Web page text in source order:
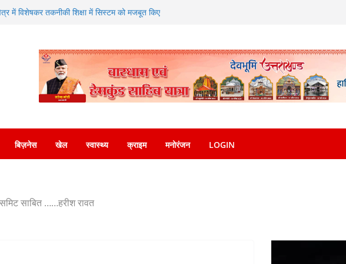
पर दिया जोर
ने एसएसपी देहरादून को सौंपा नशा मुक्ति अभियान संबंधी
मीडिया पर वायरल वीडियो का संज्ञान लेकर त्वरित
पुलिस ने किया गिरफ्तार
प्रसन्नता व्यक्त करते हुए कृषि मंत्री गणेश जोशी ने
बिज़नेस खेल स्वास्थ्य क्राइम मनोरंजन LOGIN
साबित ……हरीश रावत